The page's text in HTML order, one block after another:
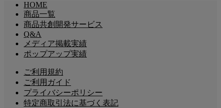
HOME
商品一覧
商品共創開発サービス
Q&A
メディア掲載実績
ポップアップ実績
ご利用規約
ご利用ガイド
プライバシーポリシー
特定商取引法に基づく表記